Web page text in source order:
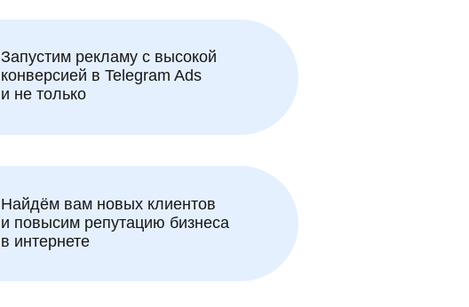
Запустим рекламу с высокой
конверсией в Telegram Ads
и не только
Найдём вам новых клиентов
и повысим репутацию бизнеса
в интернете